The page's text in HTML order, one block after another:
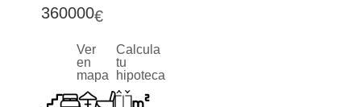
360000€
Ver
en
mapa
Calcula
tu
hipoteca